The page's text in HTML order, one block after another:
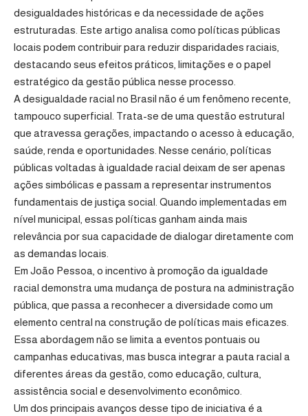
desigualdades históricas e da necessidade de ações
estruturadas. Este artigo analisa como políticas públicas
locais podem contribuir para reduzir disparidades raciais,
destacando seus efeitos práticos, limitações e o papel
estratégico da gestão pública nesse processo.
A desigualdade racial no Brasil não é um fenômeno recente,
tampouco superficial. Trata-se de uma questão estrutural
que atravessa gerações, impactando o acesso à educação,
saúde, renda e oportunidades. Nesse cenário, políticas
públicas voltadas à igualdade racial deixam de ser apenas
ações simbólicas e passam a representar instrumentos
fundamentais de justiça social. Quando implementadas em
nível municipal, essas políticas ganham ainda mais
relevância por sua capacidade de dialogar diretamente com
as demandas locais.
Em João Pessoa, o incentivo à promoção da igualdade
racial demonstra uma mudança de postura na administração
pública, que passa a reconhecer a diversidade como um
elemento central na construção de políticas mais eficazes.
Essa abordagem não se limita a eventos pontuais ou
campanhas educativas, mas busca integrar a pauta racial a
diferentes áreas da gestão, como educação, cultura,
assistência social e desenvolvimento econômico.
Um dos principais avanços desse tipo de iniciativa é a